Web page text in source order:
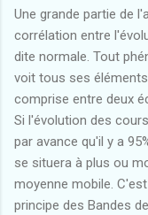
Une grande partie de
corrélation entre
dite normale. Tout
voit tous ses
comprise entre deux
Si l'évolution des
par avance qu'il y a
se situera à plus ou
moyenne mobile.
principe des Bandes